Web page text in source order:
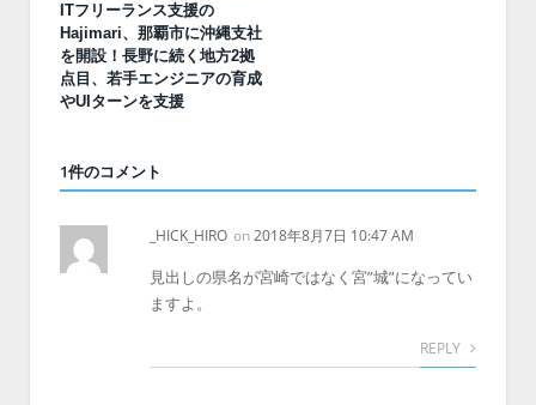
ITフリーランス支援の
Hajimari、那覇市に沖縄支社
を開設！長野に続く地方2拠
点目、若手エンジニアの育成
やUIターンを支援
1件のコメント
_HICK_HIRO on2018年8月7日 10:47 AM
見出しの県名が宮崎ではなく宮”城”になってい
ますよ。
REPLY